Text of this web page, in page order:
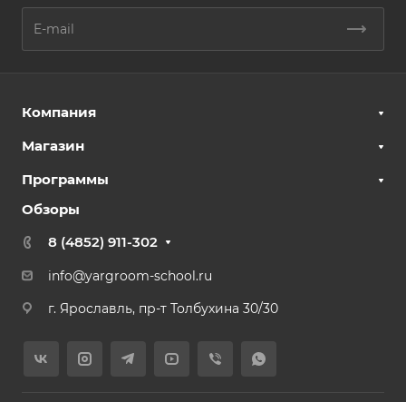
Компания
Магазин
Программы
Обзоры
8 (4852) 911-302
info@yargroom-school.ru
г. Ярославль, пр-т Толбухина 30/30